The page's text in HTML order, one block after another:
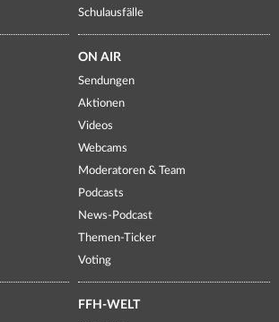
Schulausfälle
ON AIR
Sendungen
Aktionen
Videos
Webcams
Moderatoren & Team
Podcasts
News-Podcast
Themen-Ticker
Voting
FFH-WELT